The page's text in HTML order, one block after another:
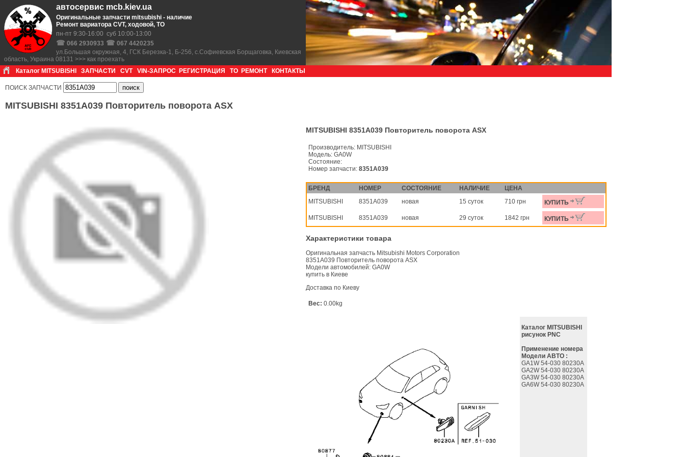
автосервис mcb.kiev.ua
Оригинальные запчасти mitsubishi - наличие
Ремонт вариатора CVT, ходовой, ТО
пн-пт 9:30-16:00 суб 10:00-13:00
☎ 066 2930933 ☎ 067 4420235
ул.Большая окружная, 4, ГСК Березка-1, Б-256, с.Софиевская Борщаговка, Киевская
область, Украина 08131 >>> как проехать
Каталог MITSUBISHI
ЗАПЧАСТИ CVT VIN-ЗАПРОС РЕГИСТРАЦИЯ ТО РЕМОНТ КОНТАКТЫ
ПОИСК ЗАПЧАСТИ
MITSUBISHI 8351A039 Повторитель поворота ASX
MITSUBISHI 8351A039 Повторитель поворота ASX
Производитель: MITSUBISHI
Модель: GA0W
Состояние:
Номер запчасти: 8351A039
БРЕНД НОМЕР СОСТОЯНИЕ НАЛИЧИЕ
ЦЕНА
MITSUBISHI
8351A039 новая 15 суток 710 грн КУПИТЬ
MITSUBISHI 8351A039 новая 29 суток 1842 грн КУПИТЬ
Характеристики товара
Оригинальная запчасть Mitsubishi Motors Corporation
8351A039 Повторитель поворота ASX
Модели автомобилей: GA0W
купить в Киеве
Доставка по Киеву
Вес: 0.00kg
Каталог MITSUBISHI
рисунок PNC
Применение номера
Модели АВТО :
GA1W 54-030 80230A
GA2W 54-030 80230A
GA3W 54-030 80230A
GA6W 54-030 80230A